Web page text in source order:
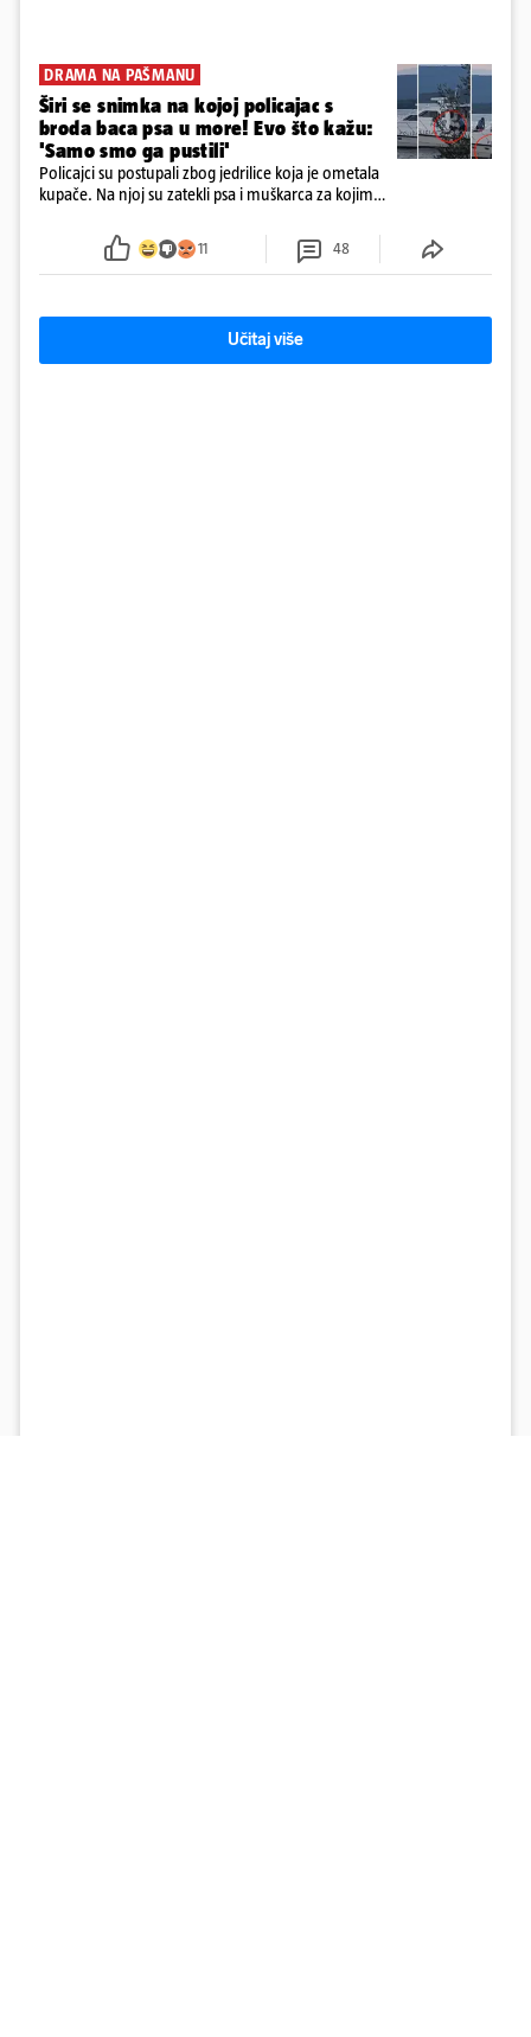
DRAMA NA PAŠMANU
Širi se snimka na kojoj policajac s
broda baca psa u more! Evo što kažu:
'Samo smo ga pustili'
Policajci su postupali zbog jedrilice koja je ometala
kupače. Na njoj su zatekli psa i muškarca za kojim
ga uhitili, a psa je preuzeo komunalni redar
11 48
Učitaj više